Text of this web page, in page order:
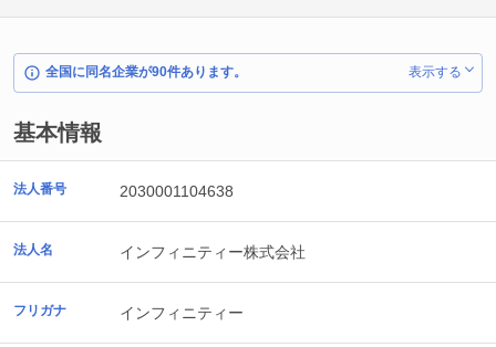
全国に同名企業が90件あります。 表示する
基本情報
法人番号 2030001104638
法人名 インフィニティー株式会社
フリガナ インフィニティー